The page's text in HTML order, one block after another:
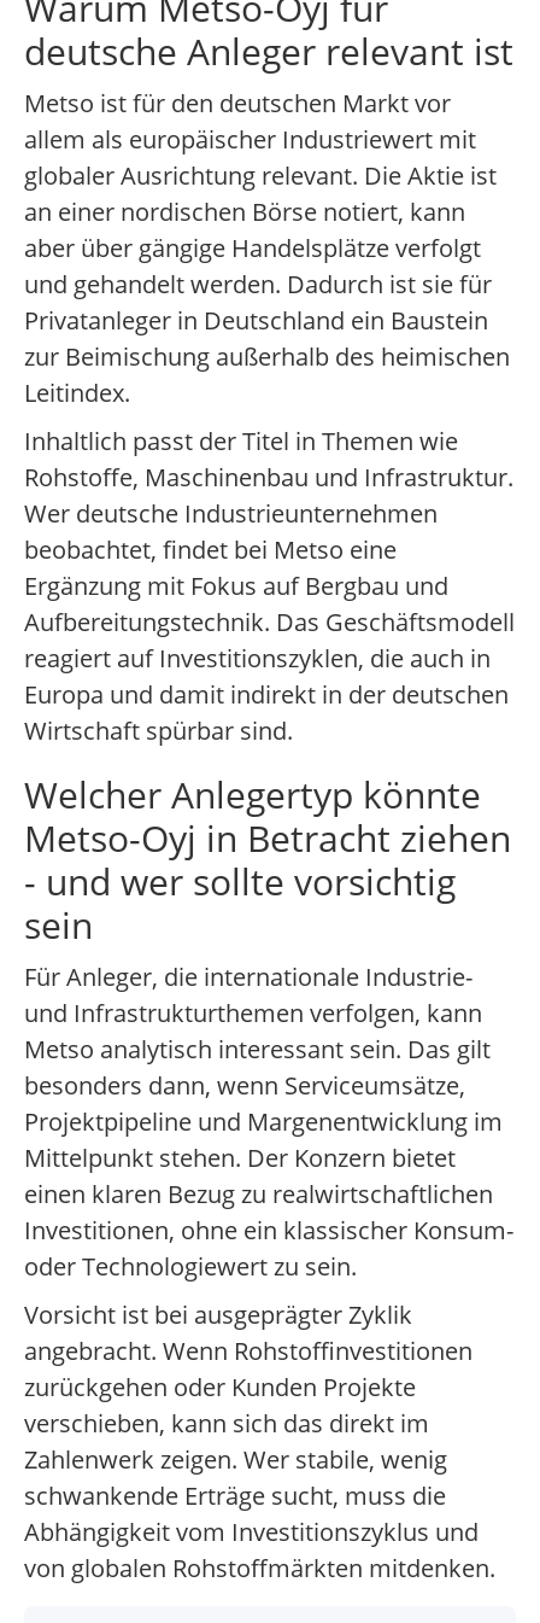
deutsche Anleger relevant ist
Metso ist für den deutschen Markt vor
allem als europäischer Industriewert mit
globaler Ausrichtung relevant. Die Aktie ist
an einer nordischen Börse notiert, kann
aber über gängige Handelsplätze verfolgt
und gehandelt werden. Dadurch ist sie für
Privatanleger in Deutschland ein Baustein
zur Beimischung außerhalb des heimischen
Leitindex.
Inhaltlich passt der Titel in Themen wie
Rohstoffe, Maschinenbau und Infrastruktur.
Wer deutsche Industrieunternehmen
beobachtet, findet bei Metso eine
Ergänzung mit Fokus auf Bergbau und
Aufbereitungstechnik. Das Geschäftsmodell
reagiert auf Investitionszyklen, die auch in
Europa und damit indirekt in der deutschen
Wirtschaft spürbar sind.
Welcher Anlegertyp könnte
Metso-Oyj in Betracht ziehen
- und wer sollte vorsichtig
sein
Für Anleger, die internationale Industrie-
und Infrastrukturthemen verfolgen, kann
Metso analytisch interessant sein. Das gilt
besonders dann, wenn Serviceumsätze,
Projektpipeline und Margenentwicklung im
Mittelpunkt stehen. Der Konzern bietet
einen klaren Bezug zu realwirtschaftlichen
Investitionen, ohne ein klassischer Konsum-
oder Technologiewert zu sein.
Vorsicht ist bei ausgeprägter Zyklik
angebracht. Wenn Rohstoffinvestitionen
zurückgehen oder Kunden Projekte
verschieben, kann sich das direkt im
Zahlenwerk zeigen. Wer stabile, wenig
schwankende Erträge sucht, muss die
Abhängigkeit vom Investitionszyklus und
von globalen Rohstoffmärkten mitdenken.